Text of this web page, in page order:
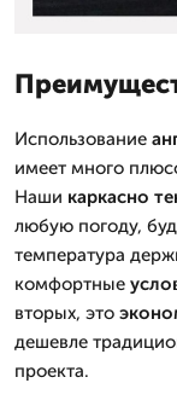
Использование
имеет много
Наши каркасно
любую погоду,
температура
комфортные
вторых, это
дешевле
проекта.